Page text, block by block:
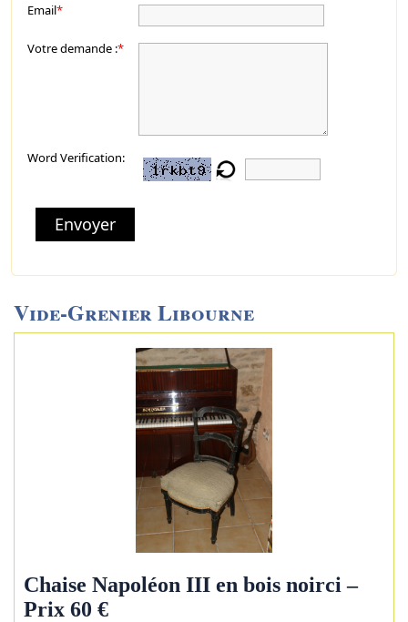
Email*
Votre demande :*
Word Verification:
Envoyer
Vide-Grenier Libourne
Chaise Napoléon III en bois noirci –
Prix 60 €